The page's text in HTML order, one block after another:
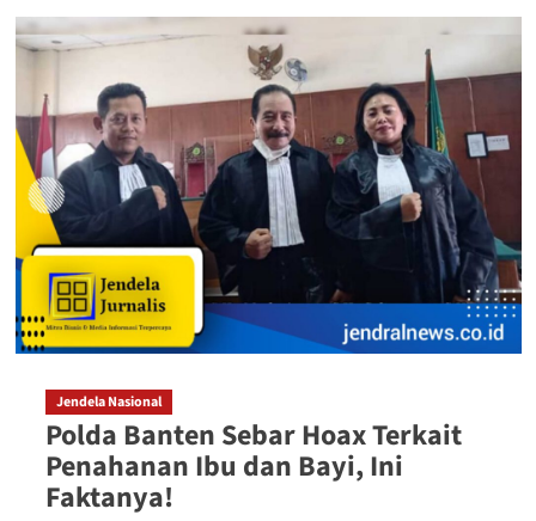
Jendela Nasional
Polda Banten Sebar Hoax Terkait
Penahanan Ibu dan Bayi, Ini
Faktanya!